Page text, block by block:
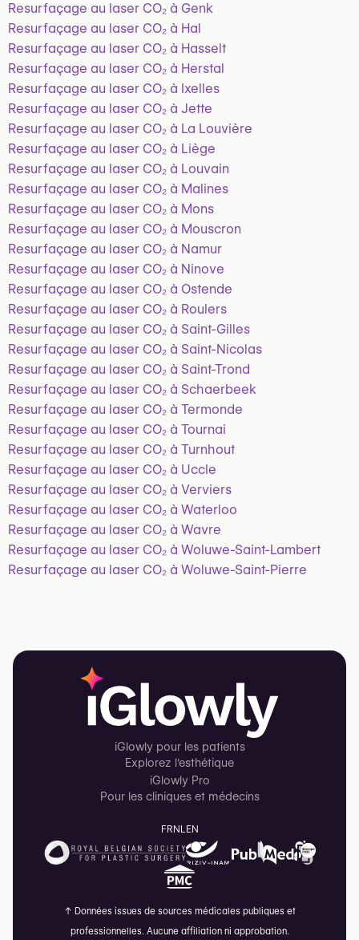
Resurfaçage au laser CO₂ à Genk
Resurfaçage au laser CO₂ à Hal
Resurfaçage au laser CO₂ à Hasselt
Resurfaçage au laser CO₂ à Herstal
Resurfaçage au laser CO₂ à Ixelles
Resurfaçage au laser CO₂ à Jette
Resurfaçage au laser CO₂ à La Louvière
Resurfaçage au laser CO₂ à Liège
Resurfaçage au laser CO₂ à Louvain
Resurfaçage au laser CO₂ à Malines
Resurfaçage au laser CO₂ à Mons
Resurfaçage au laser CO₂ à Mouscron
Resurfaçage au laser CO₂ à Namur
Resurfaçage au laser CO₂ à Ninove
Resurfaçage au laser CO₂ à Ostende
Resurfaçage au laser CO₂ à Roulers
Resurfaçage au laser CO₂ à Saint-Gilles
Resurfaçage au laser CO₂ à Saint-Nicolas
Resurfaçage au laser CO₂ à Saint-Trond
Resurfaçage au laser CO₂ à Schaerbeek
Resurfaçage au laser CO₂ à Termonde
Resurfaçage au laser CO₂ à Tournai
Resurfaçage au laser CO₂ à Turnhout
Resurfaçage au laser CO₂ à Uccle
Resurfaçage au laser CO₂ à Verviers
Resurfaçage au laser CO₂ à Waterloo
Resurfaçage au laser CO₂ à Wavre
Resurfaçage au laser CO₂ à Woluwe-Saint-Lambert
Resurfaçage au laser CO₂ à Woluwe-Saint-Pierre
iGlowly pour les patients
Explorez l'esthétique
iGlowly Pro
Pour les cliniques et médecins
FRNLEN
↑ Données issues de sources médicales publiques et
professionnelles. Aucune affiliation ni approbation.